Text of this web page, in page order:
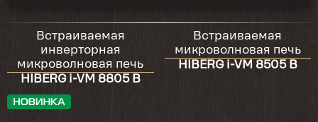
пользуюсь год,все нормально
Качество без нареканий, но не хватает
тарелки
Встраиваемая
инверторная
микроволновая печь
HIBERG i-VM 8805 B
Встраиваемая
микроволновая печь
HIBERG i-VM 8505 B